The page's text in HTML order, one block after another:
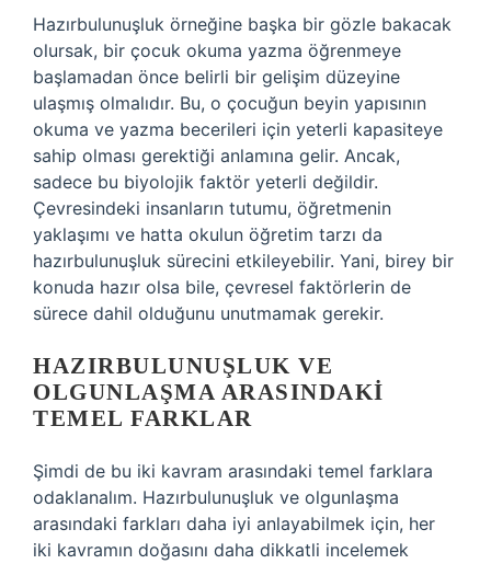
Hazırbulunuşluk örneğine başka bir gözle bakacak
olursak, bir çocuk okuma yazma öğrenmeye
başlamadan önce belirli bir gelişim düzeyine
ulaşmış olmalıdır. Bu, o çocuğun beyin yapısının
okuma ve yazma becerileri için yeterli kapasiteye
sahip olması gerektiği anlamına gelir. Ancak,
sadece bu biyolojik faktör yeterli değildir.
Çevresindeki insanların tutumu, öğretmenin
yaklaşımı ve hatta okulun öğretim tarzı da
hazırbulunuşluk sürecini etkileyebilir. Yani, birey bir
konuda hazır olsa bile, çevresel faktörlerin de
sürece dahil olduğunu unutmamak gerekir.
HAZIRBULUNUŞLUK VE
OLGUNLAŞMA ARASINDAKI
TEMEL FARKLAR
Şimdi de bu iki kavram arasındaki temel farklara
odaklanalım. Hazırbulunuşluk ve olgunlaşma
arasındaki farkları daha iyi anlayabilmek için, her
iki kavramın doğasını daha dikkatli incelemek